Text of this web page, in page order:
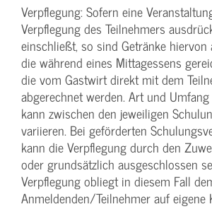
Verpflegung: Sofern eine
Verpflegung des Teilnehmers
einschließt, so sind Getränke hiervon
die während eines Mittagessens
die vom Gastwirt direkt mit dem
abgerechnet werden. Art und
kann zwischen den jeweiligen
variieren. Bei geförderten
kann die Verpflegung durch den
oder grundsätzlich ausgeschlossen
Verpflegung obliegt in diesem Fall
Anmeldenden/­Teilnehmer auf eigene